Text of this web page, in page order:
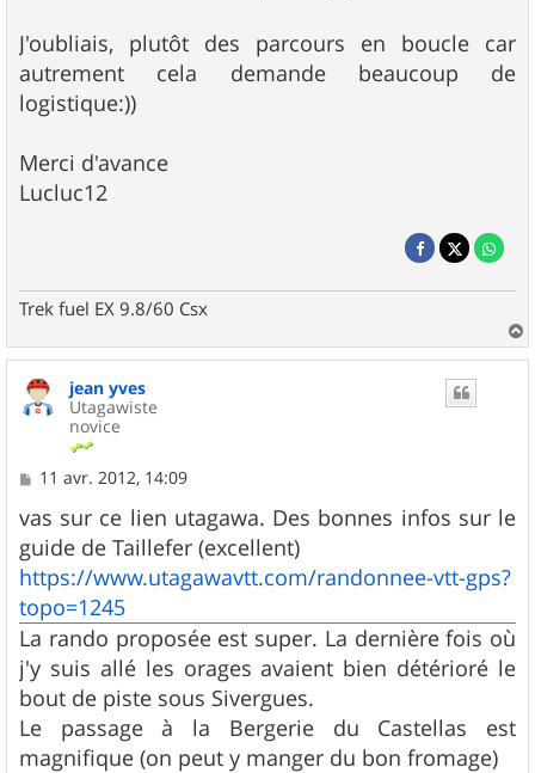
J'oubliais, plutôt des parcours en boucle car
autrement cela demande beaucoup de
logistique:))
Merci d'avance
Lucluc12
Trek fuel EX 9.8/60 Csx
a
u
jean yves
Utagawiste
novice
M
s
s
a
g
e
11 avr. 2012, 14:09
vas sur ce lien utagawa. Des bonnes infos sur le
guide de Taillefer (excellent)
https://www.utagawavtt.com/randonnee-vtt-gps?
topo=1245
La rando proposée est super. La dernière fois où
j'y suis allé les orages avaient bien détérioré le
bout de piste sous Sivergues.
Le passage à la Bergerie du Castellas est
magnifique (on peut y manger du bon fromage)